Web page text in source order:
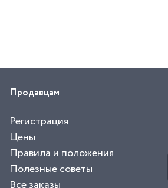
Продавцам
Регистрация
Цены
Правила и положения
Полезные советы